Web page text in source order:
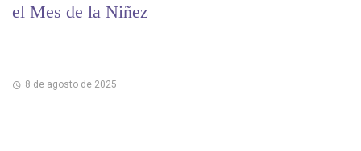
el Mes de la Niñez
8 de agosto de 2025